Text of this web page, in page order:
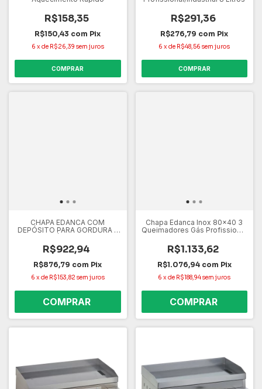
R$158,35
R$150,43 com Pix
6 xde R$26,39 sem juros
COMPRAR
R$291,36
R$276,79 com Pix
6 xde R$48,56 sem juros
COMPRAR
CHAPA EDANCA COM
DEPÓSITO PARA GORDURA -
R$922,94
R$876,79 com Pix
6 xde R$153,82 sem juros
Chapa Edanca Inox 80x40 3
Queimadores Gás Profissional
R$1.133,62
R$1.076,94 com Pix
6 xde R$188,94sem juros